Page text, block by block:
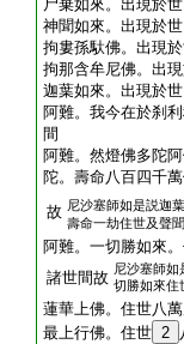
尸棄如來。出現於
神聞如來。出現於
拘婁孫馱佛。出現
拘那含牟尼佛。出
迦葉如來。出現於
阿難。我今在於刹
間
阿難。然燈佛多陀
陀。壽命八百四千
故 尼沙塞師如是説迦葉
壽命一劫住世及聲
阿難。一切勝如來
諸世間故 尼沙塞師
切勝如來住
蓮華上佛。住世八
最上行佛。住世 2